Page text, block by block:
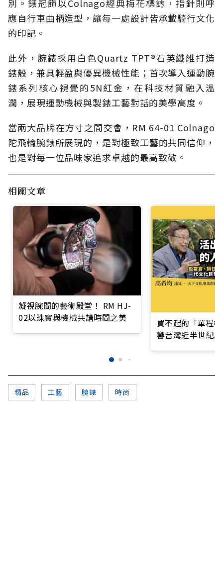
別。錶冠飾以Colnago經典梅花標誌，指針則呼
應自行車曲柄造型，讓每一處設計皆承載騎行文化
的印記。
此外，腕錶採用白色Quartz TPT®石英纖維打造
錶殼，兼具輕盈與優異機械性能；首次導入運動腕
錶系列核心視覺的5N紅金，在科技材質融入溫
潤，展現運動機械與製錶工藝對話的美學高度。
當兩大品牌在方寸之間交會，RM 64-01 Colnago
陀飛輪腕錶所展現的，是對極致工藝的共同信仰，
也是對每一位品味家追求卓越的最高致敬。
相關文章
凝視腕間的藝術殿堂！ RM HJ-
02以珠寶與機械共譜時間之美
買不起的「單程
響台灣近半世紀
精品 工藝 腕錶 時尚